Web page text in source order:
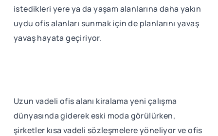
istedikleri yere ya da yaşam alanlarına daha yakın
uydu ofis alanları sunmak için de planlarını yavaş
yavaş hayata geçiriyor.
Uzun vadeli ofis alanı kiralama yeni çalışma
dünyasında giderek eski moda görülürken,
şirketler kısa vadeli sözleşmelere yöneliyor ve ofis